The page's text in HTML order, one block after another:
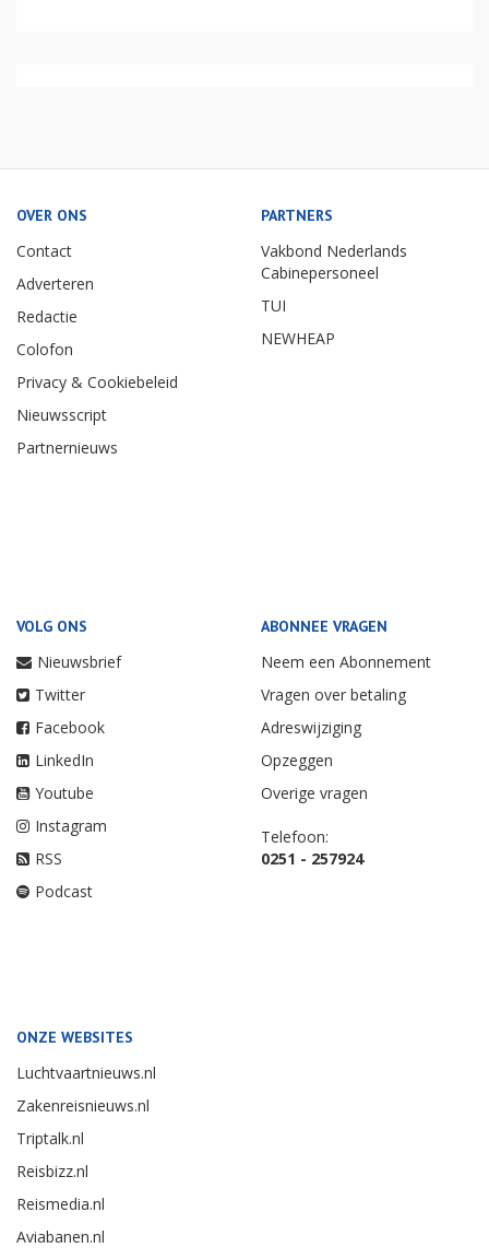
OVER ONS
Contact
Adverteren
Redactie
Colofon
Privacy & Cookiebeleid
Nieuwsscript
Partnernieuws
PARTNERS
Vakbond Nederlands
Cabinepersoneel
TUI
NEWHEAP
VOLG ONS
Nieuwsbrief
Twitter
Facebook
LinkedIn
Youtube
Instagram
RSS
Podcast
ABONNEE VRAGEN
Neem een Abonnement
Vragen over betaling
Adreswijziging
Opzeggen
Overige vragen
Telefoon:
0251 - 257924
ONZE WEBSITES
Luchtvaartnieuws.nl
Zakenreisnieuws.nl
Triptalk.nl
Reisbizz.nl
Reismedia.nl
Aviabanen.nl